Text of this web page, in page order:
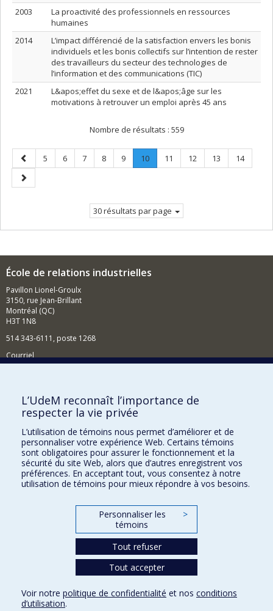
2003
La proactivité des professionnels en ressources
humaines
2014
L’impact différencié de la satisfaction envers les bonis
individuels et les bonis collectifs sur l’intention de rester
des travailleurs du secteur des technologies de
l’information et des communications (TIC)
2021
L&apos;effet du sexe et de l&apos;âge sur les
motivations à retrouver un emploi après 45 ans
Nombre de résultats : 559
Page
précédente
Page
5 Page
6 Page
7 Page
8 Page
9 Page
10.
Page
Page
11 Page
12 Page
13 Page
14
Page
suivante
30 résultats par page
École de relations industrielles
Pavillon Lionel-Groulx
3150, rue Jean-Brillant
Montréal (QC)
H3T 1N8
514 343-6111, poste 1268
Courriel
Comment soutenir l'École?
BESOIN D'AIDE?
Plan du site
Signaler une erreur
Accessibilité
FACULTÉ DES ARTS ET DES SCIENCES
Nos départements et écoles
Conditions d’utilisation
L’UdeM reconnaît l’importance de
respecter la vie privée
L’utilisation de témoins nous permet d’améliorer et de
personnaliser votre expérience Web. Certains témoins
sont obligatoires pour assurer le fonctionnement et la
sécurité du site Web, alors que d’autres enregistrent vos
préférences. En acceptant tout, vous consentez à notre
utilisation de témoins pour mieux répondre à vos besoins.
Personnaliser les
témoins
>
Tout refuser
Tout accepter
Voir notre politique de confidentialité et nos conditions
d’utilisation.